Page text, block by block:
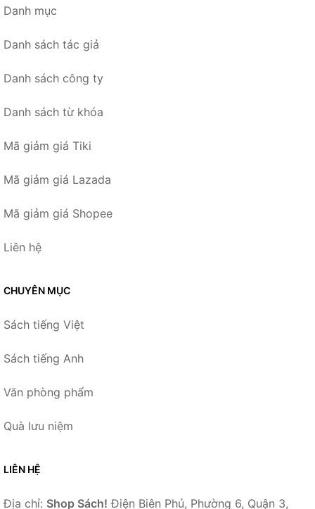
Danh mục
Danh sách tác giả
Danh sách công ty
Danh sách từ khóa
Mã giảm giá Tiki
Mã giảm giá Lazada
Mã giảm giá Shopee
Liên hệ
CHUYÊN MỤC
Sách tiếng Việt
Sách tiếng Anh
Văn phòng phẩm
Quà lưu niệm
LIÊN HỆ
Địa chỉ: Shop Sách! Điện Biên Phủ, Phường 6, Quận 3,